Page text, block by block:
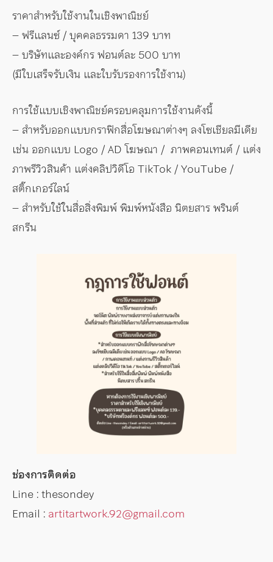
ราคาสำหรับใช้งานในเชิงพาณิชย์
– ฟรีแลนซ์ / บุคคลธรรมดา 139 บาท
– บริษัทและองค์กร ฟอนต์ละ 500 บาท
(มีใบเสร็จรับเงิน และใบรับรองการใช้งาน)
การใช้แบบเชิงพาณิชย์ครอบคลุมการใช้งานดังนี้
– สำหรับออกแบบกราฟิกสื่อโฆษณาต่างๆ ลงโซเชียลมีเดีย
เช่น ออกแบบ Logo / AD โฆษณา / ภาพคอนเทนต์ / แต่ง
ภาพรีวิวสินค้า แต่งคลิปวิดีโอ TikTok / YouTube /
สติ๊กเกอร์ไลน์
– สำหรับใช้ในสื่อสิ่งพิมพ์ พิมพ์หนังสือ นิตยสาร พรินต์
สกรีน
ช่องการติดต่อ
Line : thesondey
Email : artitartwork.92@gmail.com